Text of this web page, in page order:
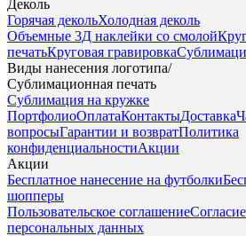
Деколь
Горячая декольХолодная деколь
Объемные 3Д наклейки со смолой
печатьКруговая гравировка
Виды нанесения логотипа/
Сублимационная печать
Сублимация на кружке
ПортфолиоОплатаКонтактыДоставка
вопросыГарантии и возвратПолитика
конфиденциальностиАкции
Акции
Бесплатное нанесение на футболки
шопперы
Пользовательское соглашение
персональных данных